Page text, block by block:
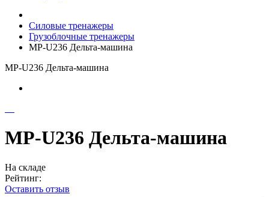
Силовые тренажеры
Грузоблочные тренажеры
MP-U236 Дельта-машина
MP-U236 Дельта-машина
MP-U236 Дельта-машина
На складе
Рейтинг:
Оставить отзыв